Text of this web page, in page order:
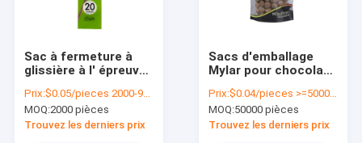
À propos de nous
Nous contacter
Sac à fermeture à
glissière à l' épreuve
encens avec poche
étanche
Prix:$0.05/pieces 2000-9999 pieces
MOQ:2000 pièces
Trouvez les derniers prix
Sacs d'emballage
Mylar pour chocolat
pliables et ré-
fermées
Prix:$0.04/pieces >=50000 pieces
MOQ:50000 pièces
Trouvez les derniers prix